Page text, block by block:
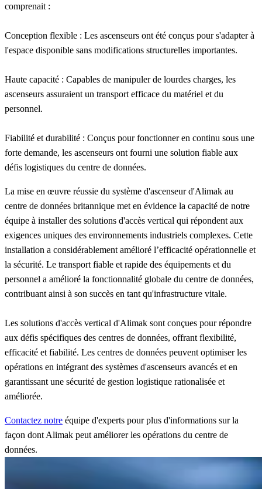
comprenait :
Conception flexible : Les ascenseurs ont été conçus pour s'adapter à
l'espace disponible sans modifications structurelles importantes.
Haute capacité : Capables de manipuler de lourdes charges, les
ascenseurs assuraient un transport efficace du matériel et du
personnel.
Fiabilité et durabilité : Conçus pour fonctionner en continu sous une
forte demande, les ascenseurs ont fourni une solution fiable aux
défis logistiques du centre de données.
La mise en œuvre réussie du système d'ascenseur d'Alimak au
centre de données britannique met en évidence la capacité de notre
équipe à installer des solutions d'accès vertical qui répondent aux
exigences uniques des environnements industriels complexes. Cette
installation a considérablement amélioré l’efficacité opérationnelle et
la sécurité. Le transport fiable et rapide des équipements et du
personnel a amélioré la fonctionnalité globale du centre de données,
contribuant ainsi à son succès en tant qu'infrastructure vitale.
Les solutions d'accès vertical d'Alimak sont conçues pour répondre
aux défis spécifiques des centres de données, offrant flexibilité,
efficacité et fiabilité. Les centres de données peuvent optimiser les
opérations en intégrant des systèmes d'ascenseurs avancés et en
garantissant une sécurité de gestion logistique rationalisée et
améliorée.
Contactez notre équipe d'experts pour plus d'informations sur la
façon dont Alimak peut améliorer les opérations du centre de
données.